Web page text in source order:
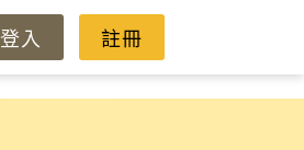
登入 註冊